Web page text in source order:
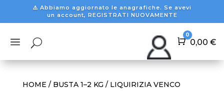
⚠️ Abbiamo aggiornato le anagrafiche. Se avevi
un account, REGISTRATI NUOVAMENTE
a U Carrello
0
0,00€
HOME / BUSTA 1–2 KG / LIQUIRIZIA VENCO